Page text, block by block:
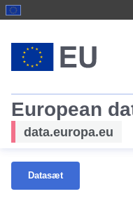
European
data.europa.eu
Datasæt